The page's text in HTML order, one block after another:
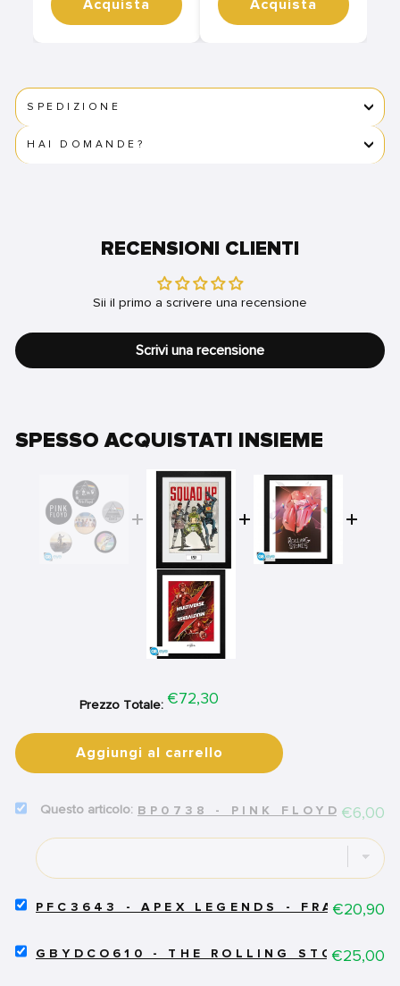
Acquista Acquista
SPEDIZIONE
HAI DOMANDE?
RECENSIONI CLIENTI
Sii il primo a scrivere una recensione
Scrivi una recensione
SPESSO ACQUISTATI INSIEME
Prezzo Totale: Price
€72,30
Aggiungi al carrello
SELECT
PINK
FLOYD
6
-
BP0738 - PINK FLOYD - 6
Price
€6,00
SELECT
APEX
PFC3643 - APEX LEGENDS - FRAMED
Price
€20,90
SELECT
GBYDCO610 - THE ROLLING STONES -
Price
€25,00